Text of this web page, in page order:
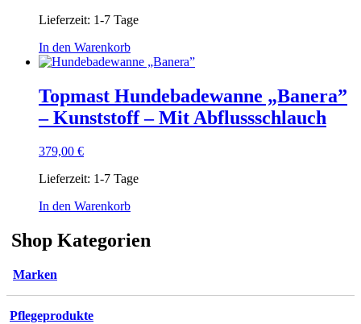
Lieferzeit: 1-7 Tage
In den Warenkorb
Topmast Hundebadewanne „Banera”
– Kunststoff – Mit Abflussschlauch
379,00 €
Lieferzeit: 1-7 Tage
In den Warenkorb
Shop Kategorien
Marken
Pflegeprodukte